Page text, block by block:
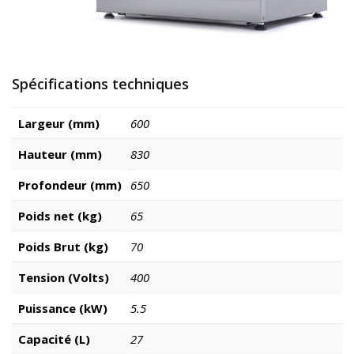
Spécifications techniques
Largeur (mm)
600
Hauteur (mm)
830
Profondeur (mm) 650
Poids net (kg)
65
Poids Brut (kg)
70
Tension (Volts)
400
Puissance (kW)
5.5
Capacité (L)
27